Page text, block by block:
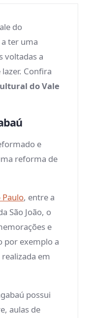
do
ter uma
voltadas a
Confira
do Vale
e
reforma de
Paulo, entre a
São João, o
e
por exemplo a
em
possui
aulas de